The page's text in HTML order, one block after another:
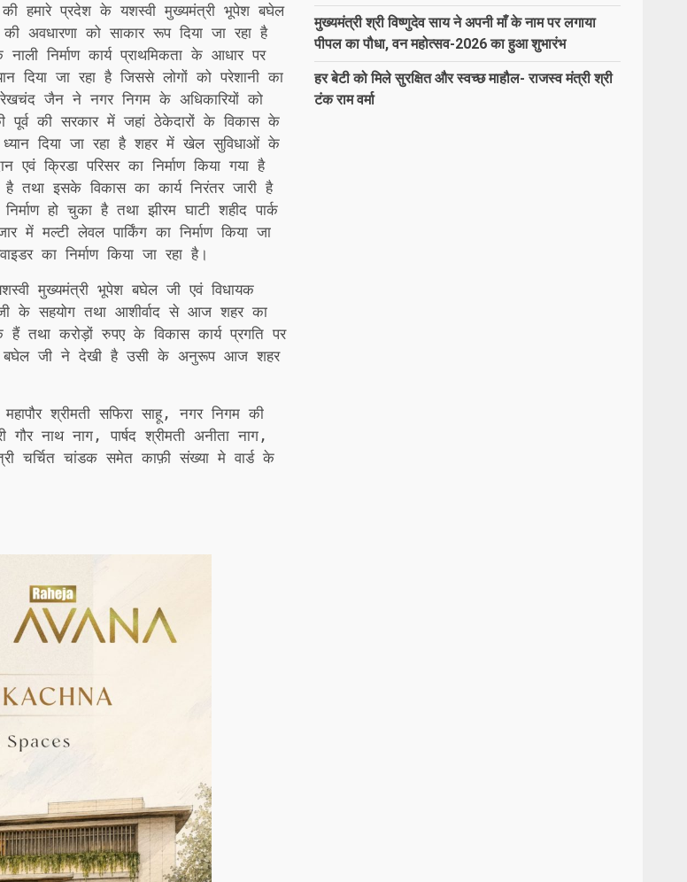
हमारे प्रदेश के यशस्वी मुख्यमंत्री भूपेश बघेल
अवधारणा को साकार रूप दिया जा रहा है
निर्माण कार्य प्राथमिकता के आधार पर
जा रहा है जिससे लोगों को परेशानी का
जैन ने नगर निगम के अधिकारियों को
पूर्व की सरकार में जहां ठेकेदारों के विकास के
ध्यान दिया जा रहा है शहर में खेल सुविधाओं के
एवं क्रिडा परिसर का निर्माण किया गया है
है तथा इसके विकास का कार्य निरंतर जारी है
हो चुका है तथा झीरम घाटी शहीद पार्क
में मल्टी लेवल पार्किंग का निर्माण किया जा
का निर्माण किया जा रहा है।
मुख्यमंत्री भूपेश बघेल जी एवं विधायक
के सहयोग तथा आशीर्वाद से आज शहर का
तथा करोड़ों रुपए के विकास कार्य प्रगति पर
बघेल जी ने देखी है उसी के अनुरूप आज शहर
श्रीमती सफिरा साहू, नगर निगम की
गौर नाथ नाग, पार्षद श्रीमती अनीता नाग,
चर्चित चांडक समेत काफ़ी संख्या मे वार्ड के
मुख्यमंत्री श्री विष्णुदेव साय ने अपनी माँ के नाम पर लगाया
पीपल का पौधा, वन महोत्सव-2026 का हुआ शुभारंभ
हर बेटी को मिले सुरक्षित और स्वच्छ माहौल- राजस्व मंत्री श्री
टंक राम वर्मा